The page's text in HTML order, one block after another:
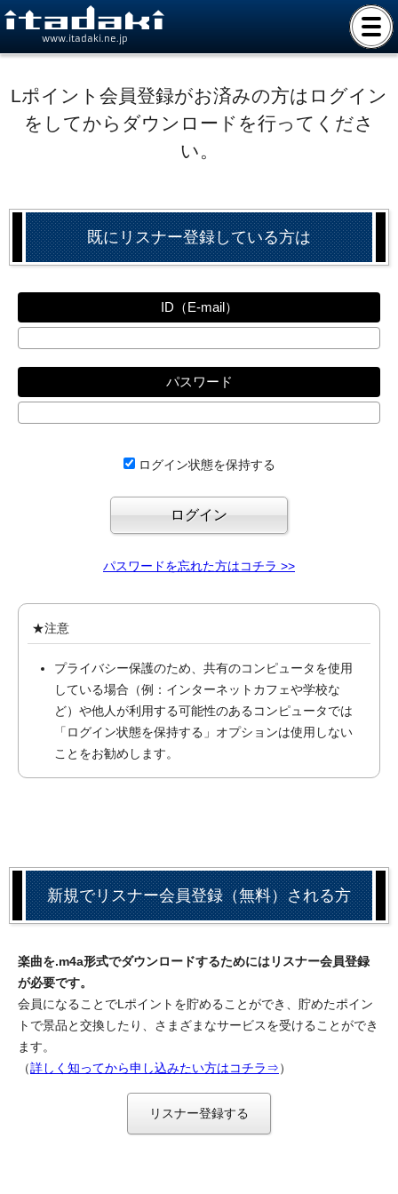
www.itadaki.ne.jp
Lポイント会員登録がお済みの方はログイン
をしてからダウンロードを行ってくださ
い。
既にリスナー登録している方は
ID（E-mail）
パスワード
ログイン状態を保持する
パスワードを忘れた方はコチラ >>
★注意
プライバシー保護のため、共有のコンピュータを使用
している場合（例：インターネットカフェや学校な
ど）や他人が利用する可能性のあるコンピュータでは
「ログイン状態を保持する」オプションは使用しない
ことをお勧めします。
新規でリスナー会員登録（無料）される方
楽曲を.m4a形式でダウンロードするためにはリスナー会員登録
が必要です。
会員になることでLポイントを貯めることができ、貯めたポイン
トで景品と交換したり、さまざまなサービスを受けることができ
ます。
（詳しく知ってから申し込みたい方はコチラ⇒）
リスナー登録する